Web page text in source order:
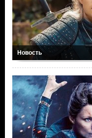
Новость